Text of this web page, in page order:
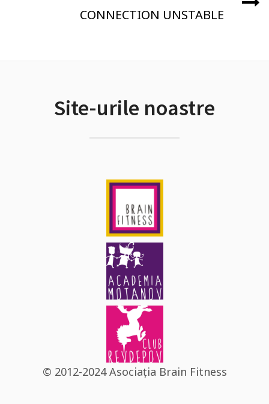
CONNECTION UNSTABLE
Site-urile noastre
© 2012-2024 Asociația Brain Fitness